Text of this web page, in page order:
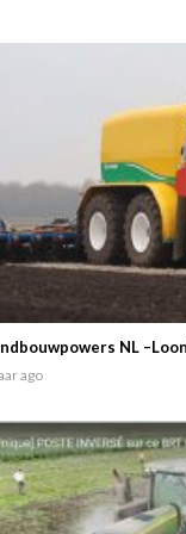
NL
ago